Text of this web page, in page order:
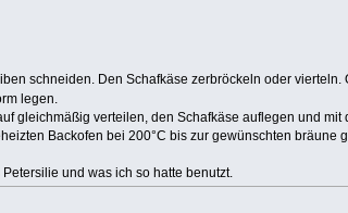
schneiden. Den Schafkäse zerbröckeln oder
legen.
gleichmäßig verteilen, den Schafkäse auflegen und mit
Backofen bei 200°C bis zur gewünschten bräune
und was ich so hatte benutzt.